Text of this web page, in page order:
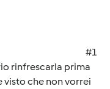
#1
rinfrescarla prima
visto che non vorrei